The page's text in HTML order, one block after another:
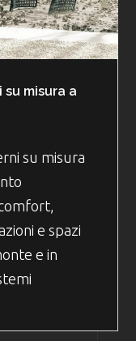
misura a
su misura
e spazi
e in